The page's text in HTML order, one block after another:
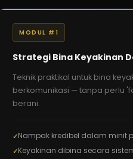
MODUL #1
Strategi Bina Keyakinan
Teknik praktikal untuk bina
berkomunikasi — tanpa perlu
berani.
Nampak kredibel dalam minit
Keyakinan dibina secara